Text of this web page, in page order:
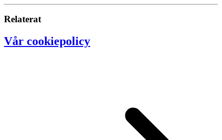
Relaterat
Vår cookiepolicy